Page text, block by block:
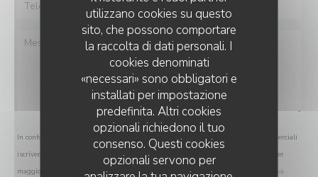
utilizzano cookies su questo
sito, che possono comportare
la raccolta di dati personali. I
cookies denominati
«necessari» sono obbligatori e
installati per impostazione
predefinita. Altri cookies
opzionali richiedono il tuo
consenso. Questi cookies
opzionali servono per
In conformità al Codice del Consumo, hai il diritto di opporti alle chiamate commerciali
iscrivendoti al Registro Pubblico delle Opposizioni:
. Per
maggiori informazioni sul trattamento dei tuoi dati, consulta la nostra
informativa